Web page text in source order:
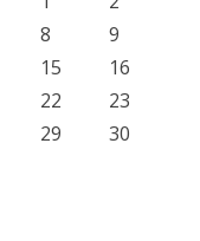
8
9
15
16
22
23
29
30